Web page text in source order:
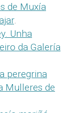
de Muxía
.
Unha
da Galería
peregrina
Mulleres de